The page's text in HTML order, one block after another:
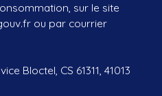
sur le site
ou par courrier
Bloctel, CS 61311, 41013